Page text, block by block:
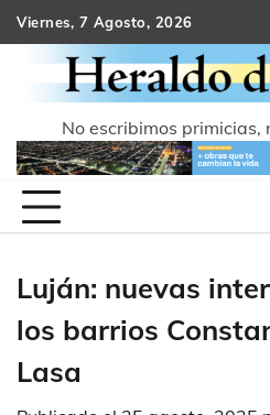
Skip
to
content
Viernes, 7 Agosto, 2026
No escribimos
Luján: nuevas
los barrios
Lasa